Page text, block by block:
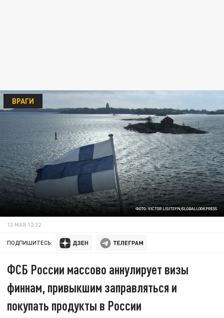
ФОТО: VICTOR LISITSYN/GLOBALLOOKPRESS
ВРАГИ
13 МАЯ 12:32
ПОДПИШИТЕСЬ:
ФСБ России массово аннулирует визы
финнам, привыкшим заправляться и
покупать продукты в России